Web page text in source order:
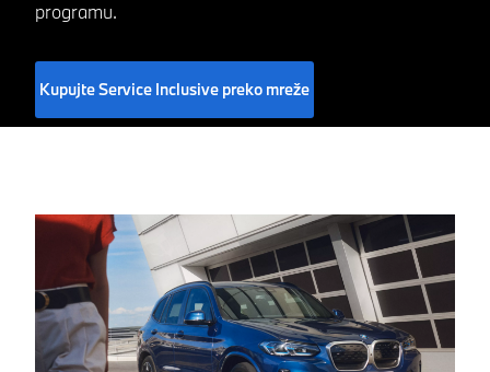
programu.
Kupujte Service Inclusive preko mreže